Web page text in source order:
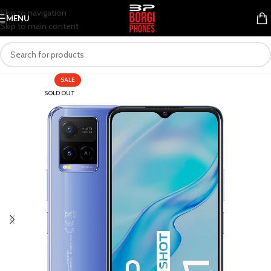
Skip to navigation
Skip to main content
MENU
SALE
SOLD OUT